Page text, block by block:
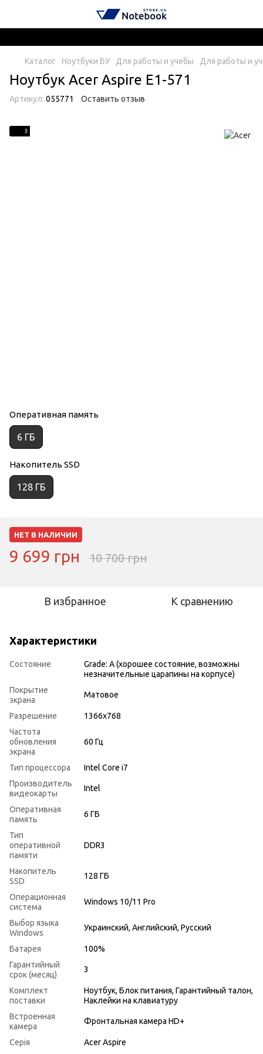
Каталог Ноутбуки БУ Для работы и учебы Для работы и
Ноутбук Acer Aspire E1-571
Артикул: 055771 Оставить отзыв
3
Оперативная память
6 ГБ
Накопитель SSD
128 ГБ
НЕТ В НАЛИЧИИ
9 699 грн 10 700 грн
В избранное К сравнению
Характеристики
Состояние
Grade: A (хорошее состояние, возможны
незначительные царапины на корпусе)
Покрытие
экрана
Матовое
Разрешение
1366x768
Частота
обновления
экрана
60 Гц
Тип процессора
Intel Core i7
Производитель
видеокарты
Intel
Оперативная
память
6 ГБ
Тип
оперативной
памяти
DDR3
Накопитель
SSD
128 ГБ
Операционная
система
Windows 10/11 Pro
Выбор языка
Windows
Украинский, Английский, Русский
Батарея
100%
Гарантийный
срок (месяц)
3
Комплект
поставки
Ноутбук, Блок питания, Гарантийный талон,
Наклейки на клавиатуру
Встроенная
камера
Фронтальная камера HD+
Серія Acer Aspire